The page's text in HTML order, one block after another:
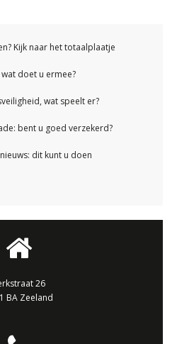
Kijk naar het totaalplaatje
doet u ermee?
wat speelt er?
bent u goed verzekerd?
dit kunt u doen
26
BA Zeeland